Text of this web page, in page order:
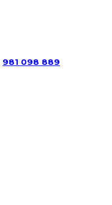
981 098 889